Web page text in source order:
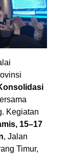
Kegiatan
15–17
, Jalan
Timur,